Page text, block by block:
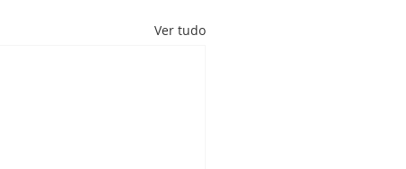
Ver tudo